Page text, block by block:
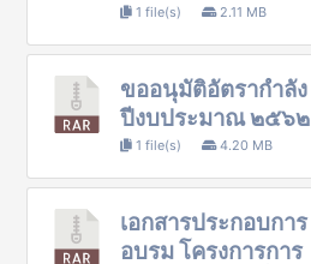
1 file(s) 2.11 MB
ขออนุมัติอัตรากำลัง
ปีงบประมาณ ๒๕๖๒
1 file(s) 4.20 MB
เอกสารประกอบการ
อบรม โครงการการ